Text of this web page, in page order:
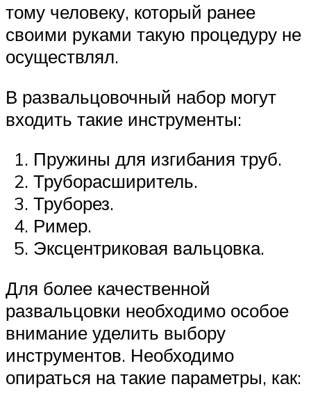
тому человеку, который ранее
своими руками такую процедуру не
осуществлял.
В развальцовочный набор могут
входить такие инструменты:
Пружины для изгибания труб.
Труборасширитель.
Труборез.
Ример.
Эксцентриковая вальцовка.
Для более качественной
развальцовки необходимо особое
внимание уделить выбору
инструментов. Необходимо
опираться на такие параметры, как: